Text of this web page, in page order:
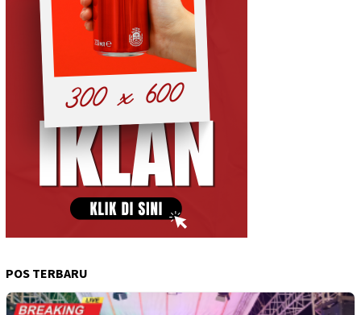
POS TERBARU